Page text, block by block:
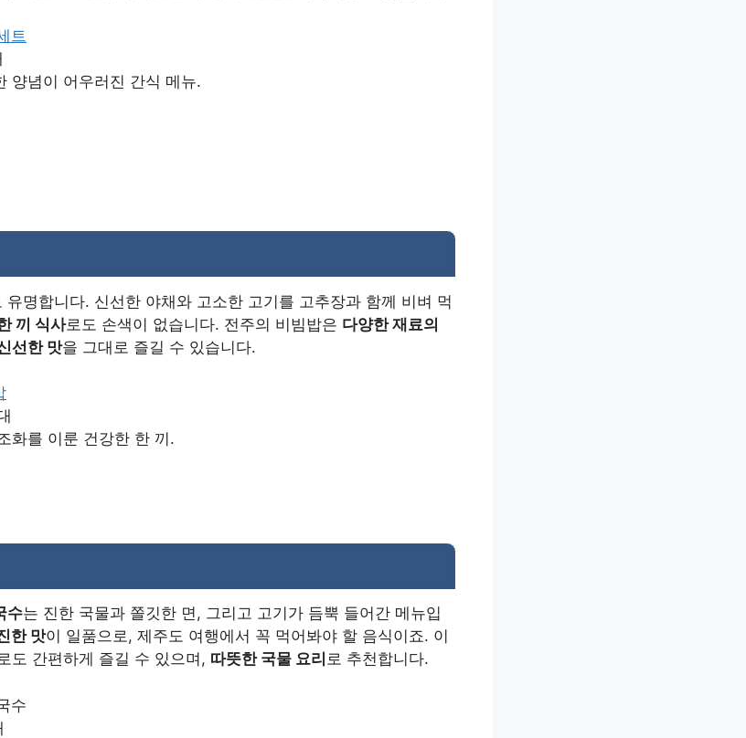
트
양념이 어우러진 간식 메뉴.
유명합니다. 신선한 야채와 고소한 고기를 고추장과 함께 비벼 먹
끼 식사로도 손색이 없습니다. 전주의 비빔밥은 다양한 재료의
선한 맛을 그대로 즐길 수 있습니다.
화를 이룬 건강한 한 끼.
수는 진한 국물과 쫄깃한 면, 그리고 고기가 듬뿍 들어간 메뉴입
한 맛이 일품으로, 제주도 여행에서 꼭 먹어봐야 할 음식이죠. 이
도 간편하게 즐길 수 있으며, 따뜻한 국물 요리 로 추천합니다.
수